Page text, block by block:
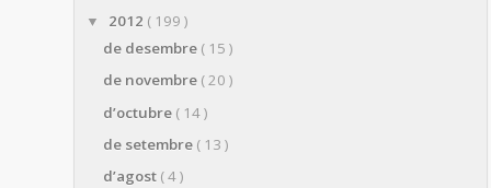
▼ 2012 ( 199 )
de desembre ( 15 )
de novembre ( 20 )
d’octubre ( 14 )
de setembre ( 13 )
d’agost ( 4 )